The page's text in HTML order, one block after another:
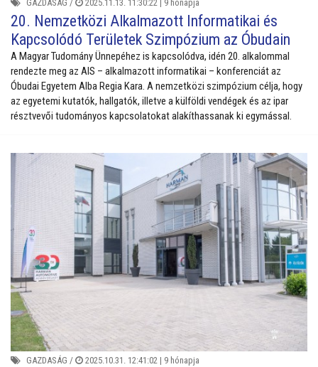
GAZDASÁG / 2025.11.13. 11:30:22 | 9 hónapja
20. Nemzetközi Alkalmazott Informatikai és
Kapcsolódó Területek Szimpózium az Óbudain
A Magyar Tudomány Ünnepéhez is kapcsolódva, idén 20. alkalommal
rendezte meg az AIS – alkalmazott informatikai – konferenciát az
Óbudai Egyetem Alba Regia Kara. A nemzetközi szimpózium célja, hogy
az egyetemi kutatók, hallgatók, illetve a külföldi vendégek és az ipar
résztvevői tudományos kapcsolatokat alakíthassanak ki egymással.
GAZDASÁG / 2025.10.31. 12:41:02 | 9 hónapja